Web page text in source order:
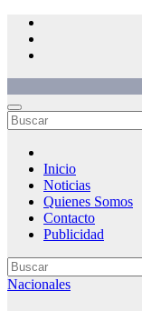
Saltar
contenido
Inicio
Noticias
Quienes Somos
Contacto
Publicidad
Nacionales